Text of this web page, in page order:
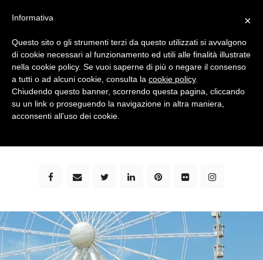
bimbi e viaggi - family travel blog: community #1 in
×
Informativa
Questo sito o gli strumenti terzi da questo utilizzati si avvalgono
di cookie necessari al funzionamento ed utili alle finalità illustrate
nella cookie policy. Se vuoi saperne di più o negare il consenso
a tutti o ad alcuni cookie, consulta la cookie policy.
Chiudendo questo banner, scorrendo questa pagina, cliccando
su un link o proseguendo la navigazione in altra maniera,
acconsenti all’uso dei cookie.